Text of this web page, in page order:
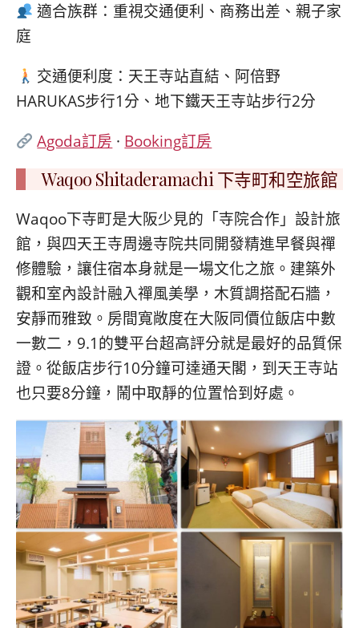
適合族群：重視交通便利、商務出差、親子家
庭
交通便利度：天王寺站直結、阿倍野
HARUKAS步行1分、地下鐵天王寺站步行2分
Agoda訂房 · Booking訂房
Waqoo Shitaderamachi 下寺町和空旅館
Waqoo下寺町是大阪少見的「寺院合作」設計旅
館，與四天王寺周邊寺院共同開發精進早餐與禪
修體驗，讓住宿本身就是一場文化之旅。建築外
觀和室內設計融入禪風美學，木質調搭配石牆，
安靜而雅致。房間寬敞度在大阪同價位飯店中數
一數二，9.1的雙平台超高評分就是最好的品質保
證。從飯店步行10分鐘可達通天閣，到天王寺站
也只要8分鐘，鬧中取靜的位置恰到好處。